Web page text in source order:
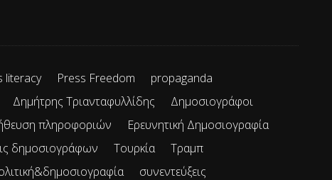
literacy Press Freedom
propaganda
Δημήτρης Τριανταφυλλίδης
Δημοσιογράφοι
πληροφοριών
Ερευνητική Δημοσιογραφία
δημοσιογράφων Τουρκία
Τραμπ
συνεντεύξεις